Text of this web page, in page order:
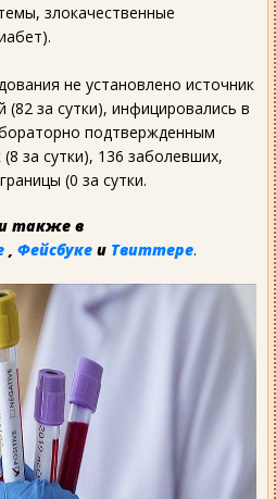
злокачественные
не установлено источник
за сутки), инфицировались в
подтвержденным
за сутки), 136 заболевших,
(0 за сутки.
также в
Фейсбуке и Твиттере.